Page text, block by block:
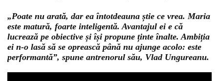
„Poate nu arată, dar ea întotdeauna știe ce vrea. Maria
este matură, foarte inteligentă. Avantajul ei e că
lucrează pe obiective și își propune ținte înalte. Ambiția
ei n-o lasă să se oprească până nu ajunge acolo: este
performantă”, spune antrenorul său, Vlad Ungureanu.